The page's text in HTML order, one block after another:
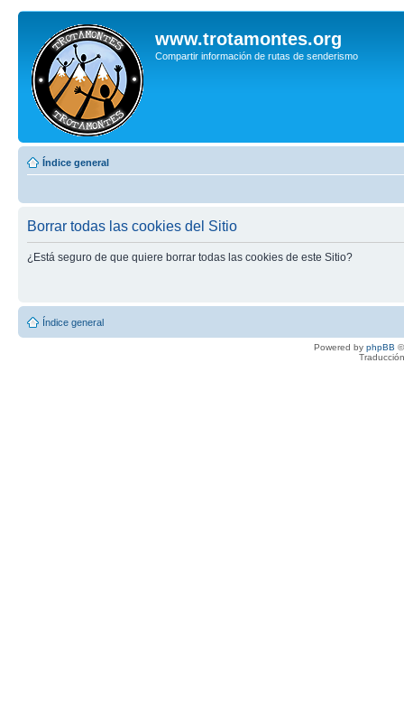
www.trotamontes.org
Compartir información de rutas de senderismo
Índice general
Borrar todas las cookies del Sitio
¿Está seguro de que quiere borrar todas las cookies de este Sitio?
Índice general
Powered by phpBB